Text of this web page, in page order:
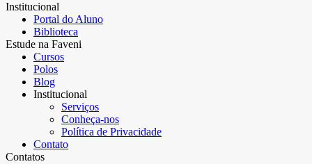
Institucional
Portal do Aluno
Biblioteca
Estude na Faveni
Cursos
Polos
Blog
Institucional
Serviços
Conheça-nos
Política de Privacidade
Contato
Contatos